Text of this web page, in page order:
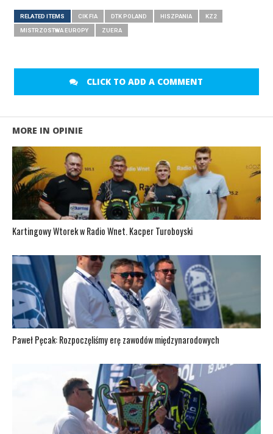
RELATED ITEMS CIK FIA DTK POLAND HISZPANIA KZ2
MISTRZOSTWA EUROPY ZUERA
CLICK TO ADD A COMMENT
MORE IN OPINIE
Kartingowy Wtorek w Radio Wnet. Kacper Turoboyski
Paweł Pęcak: Rozpoczęliśmy erę zawodów międzynarodowych